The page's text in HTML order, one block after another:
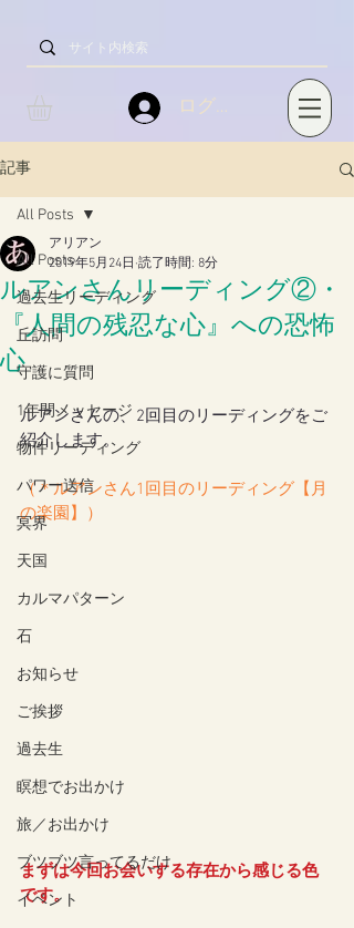
ログイン
記事
All Posts
過去生リーディング
丘訪問
守護に質問
1年間メッセージ
物件リーディング
パワー送信
冥界
天国
カルマパターン
石
お知らせ
ご挨拶
過去生
瞑想でお出かけ
旅／お出かけ
ブツブツ言ってるだけ
イベント
All Posts
ルアンさんリーディング②・
『人間の残忍な心』への恐怖
心
アリアン
2019年5月24日 読了時間: 8分
ルアンさんの、2回目のリーディングをご
紹介します。
（＊ルアンさん1回目のリーディング【月
の楽園】
）
まずは今回お会いする存在から感じる色
です。